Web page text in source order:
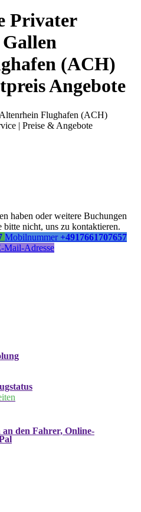
Privater
(ACH)
Angebote
Flughafen (ACH)
| Preise & Angebote
haben oder weitere Buchungen
bitte nicht, uns zu kontaktieren.
Mobilnummer +4917661707657
Mail-Adresse
den Fahrer, Online-